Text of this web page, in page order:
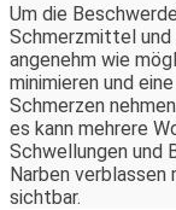
Um die
Schmerzmittel und
angenehm wie
minimieren und
Schmerzen
es kann mehrere
Schwellungen und
Narben
sichtbar.